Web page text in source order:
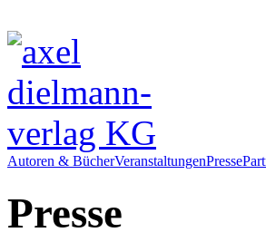
Autoren & BücherVeranstaltungenPresse
Presse